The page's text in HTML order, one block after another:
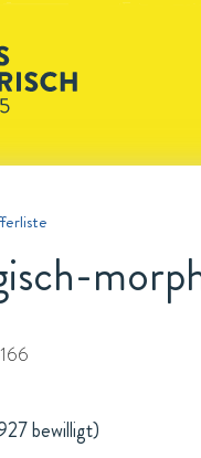
bewilligt)